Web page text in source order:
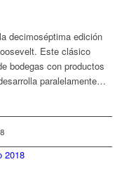
decimoséptima edición
Este clásico
bodegas con productos
paralelamente…